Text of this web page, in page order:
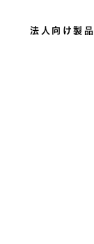
法人向け製品